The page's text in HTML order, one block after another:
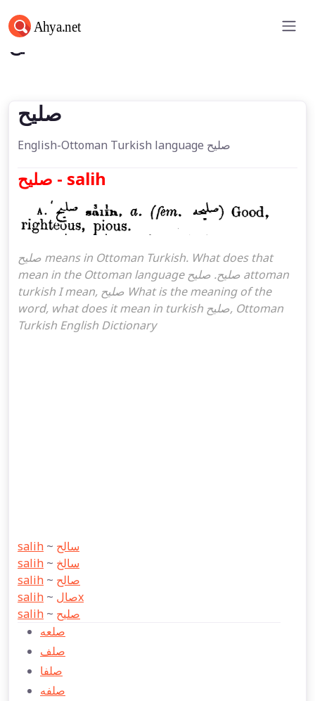
صلیح
صلیح
English-Ottoman Turkish language صلیح
صلیح - salih
صلیح means in Ottoman Turkish. What does that
mean in the Ottoman language صلیح. صلیح attoman
turkish I mean, صلیح What is the meaning of the
word, what does it mean in turkish صلیح, Ottoman
Turkish English Dictionary
salih ~ سالح
salih ~ سالخ
salih ~ صالح
salih ~
صالx
salih ~ صلیح
صلعه
صلف
صلفا
صلفه